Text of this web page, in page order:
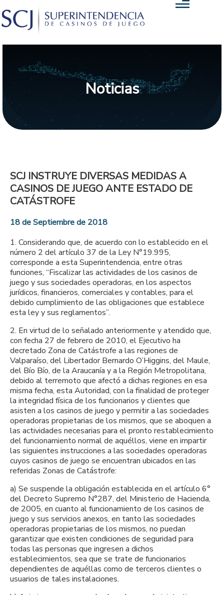
Noticias
SCJ INSTRUYE DIVERSAS MEDIDAS A
CASINOS DE JUEGO ANTE ESTADO DE
CATÁSTROFE
18 de Septiembre de 2018
1. Considerando que, de acuerdo con lo establecido en el
número 2 del artículo 37 de la Ley N°19.995,
corresponde a esta Superintendencia, entre otras
funciones, “Fiscalizar las actividades de los casinos de
juego y sus sociedades operadoras, en los aspectos
jurídicos, financieros, comerciales y contables, para el
debido cumplimiento de las obligaciones que establece
esta ley y sus reglamentos”.
2. En virtud de lo señalado anteriormente y atendido que,
con fecha 27 de febrero de 2010, el Ejecutivo ha
decretado Zona de Catástrofe a las regiones de
Valparaíso, del Libertador Bernardo O’Higgins, del Maule,
del Bío Bío, de la Araucanía y a la Región Metropolitana,
debido al terremoto que afectó a dichas regiones en esa
misma fecha, esta Autoridad, con la finalidad de proteger
la integridad física de los funcionarios y clientes que
asisten a los casinos de juego y permitir a las sociedades
operadoras propietarias de los mismos, que se aboquen a
las actividades necesarias para el pronto restablecimiento
del funcionamiento normal de aquéllos, viene en impartir
las siguientes instrucciones a las sociedades operadoras
cuyos casinos de juego se encuentran ubicados en las
referidas Zonas de Catástrofe:
a) Se suspende la obligación establecida en el artículo 6°
del Decreto Supremo N°287, del Ministerio de Hacienda,
de 2005, en cuanto al funcionamiento de los casinos de
juego y sus servicios anexos, en tanto las sociedades
operadoras propietarias de los mismos, no puedan
garantizar que existen condiciones de seguridad para
todas las personas que ingresen a dichos
establecimientos, sea que se trate de funcionarios
dependientes de aquéllas como de terceros clientes o
usuarios de tales instalaciones.